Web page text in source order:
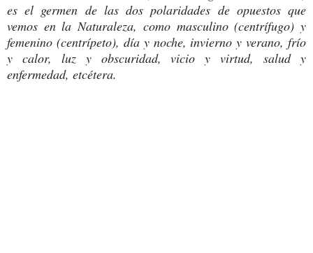
es el germen de las dos polaridades de opuestos que
vemos en la Naturaleza, como masculino (centrífugo) y
femenino (centrípeto), día y noche, invierno y verano, frío
y calor, luz y obscuridad, vicio y virtud, salud y
enfermedad, etcétera.